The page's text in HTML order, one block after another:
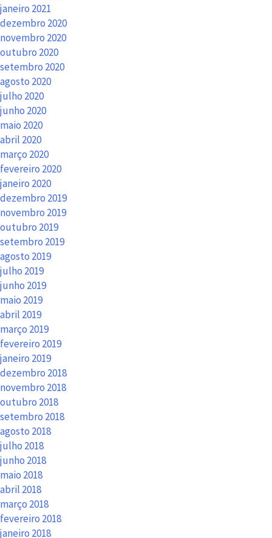
janeiro 2021
dezembro 2020
novembro 2020
outubro 2020
setembro 2020
agosto 2020
julho 2020
junho 2020
maio 2020
abril 2020
março 2020
fevereiro 2020
janeiro 2020
dezembro 2019
novembro 2019
outubro 2019
setembro 2019
agosto 2019
julho 2019
junho 2019
maio 2019
abril 2019
março 2019
fevereiro 2019
janeiro 2019
dezembro 2018
novembro 2018
outubro 2018
setembro 2018
agosto 2018
julho 2018
junho 2018
maio 2018
abril 2018
março 2018
fevereiro 2018
janeiro 2018